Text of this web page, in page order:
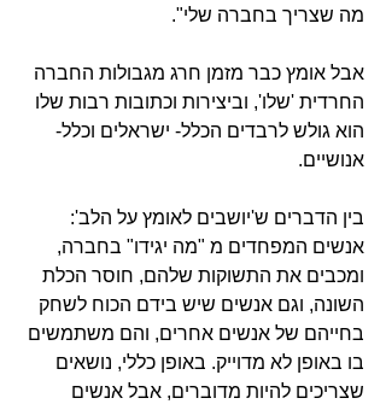
מה שצריך בחברה שלי".
אבל אומץ כבר מזמן חרג מגבולות החברה
החרדית 'שלו', וביצירות וכתובות רבות שלו
הוא גולש לרבדים הכלל- ישראלים וכלל-
אנושיים.
בין הדברים ש'יושבים לאומץ על הלב':
אנשים המפחדים מ "מה יגידו" בחברה,
ומכבים את התשוקות שלהם, חוסר הכלת
השונה, וגם אנשים שיש בידם הכוח לשחק
בחייהם של אנשים אחרים, והם משתמשים
בו באופן לא מדוייק. באופן כללי, נושאים
שצריכים להיות מדוברים, אבל אנשים